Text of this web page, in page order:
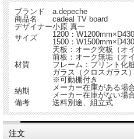
ブランド
a.depeche
商品名
cadeal TV board
デザイナー小原 真一
サイズ
1200：
1500：
材質
天板：オーク突板（オ
前板：オーク無垢（オ
フレーム：プリント化
ガラス（クロスガラス
※可動棚付き
納期
メーカー在庫がある場
メーカー在庫がない場
備考
送料別途、組立式
注文